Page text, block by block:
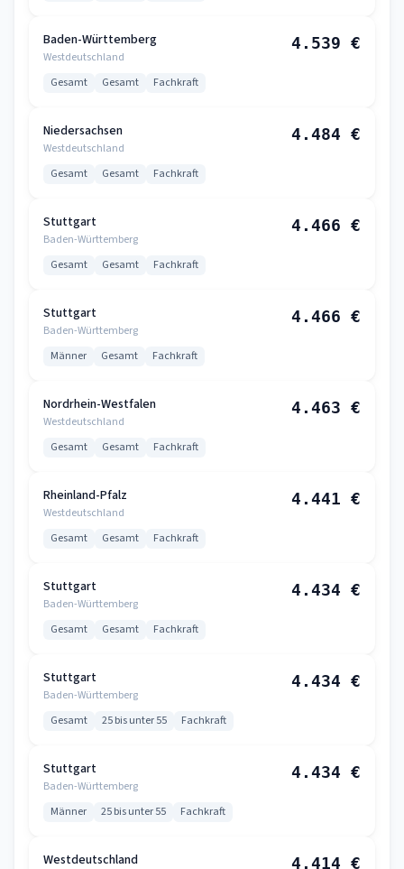
Baden-Württemberg
Westdeutschland
4.539 €
Gesamt Gesamt Fachkraft
Niedersachsen
Westdeutschland
4.484 €
Gesamt Gesamt Fachkraft
Stuttgart
Baden-Württemberg
4.466 €
Gesamt Gesamt Fachkraft
Stuttgart
Baden-Württemberg
4.466 €
Männer Gesamt Fachkraft
Nordrhein-Westfalen
Westdeutschland
4.463 €
Gesamt Gesamt Fachkraft
Rheinland-Pfalz
Westdeutschland
4.441 €
Gesamt Gesamt Fachkraft
Stuttgart
Baden-Württemberg
4.434 €
Gesamt Gesamt Fachkraft
Stuttgart
Baden-Württemberg
4.434 €
Gesamt 25 bis unter 55 Fachkraft
Stuttgart
Baden-Württemberg
4.434 €
Männer 25 bis unter 55 Fachkraft
Westdeutschland 4.414 €